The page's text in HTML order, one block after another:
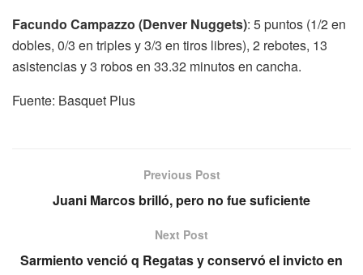
Facundo Campazzo (Denver Nuggets): 5 puntos (1/2 en
dobles, 0/3 en triples y 3/3 en tiros libres), 2 rebotes, 13
asistencias y 3 robos en 33.32 minutos en cancha.
Fuente: Basquet Plus
Previous Post
Juani Marcos brilló, pero no fue suficiente
Next Post
Sarmiento venció q Regatas y conservó el invicto en